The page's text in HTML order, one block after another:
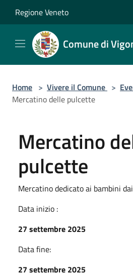
Regione Veneto
Comune di
Home > Vivere il Comune >
Mercatino delle pulcette
Mercatino
pulcette
Mercatino dedicato ai bambini
Data inizio :
27 settembre 2025
Data fine:
27 settembre 2025